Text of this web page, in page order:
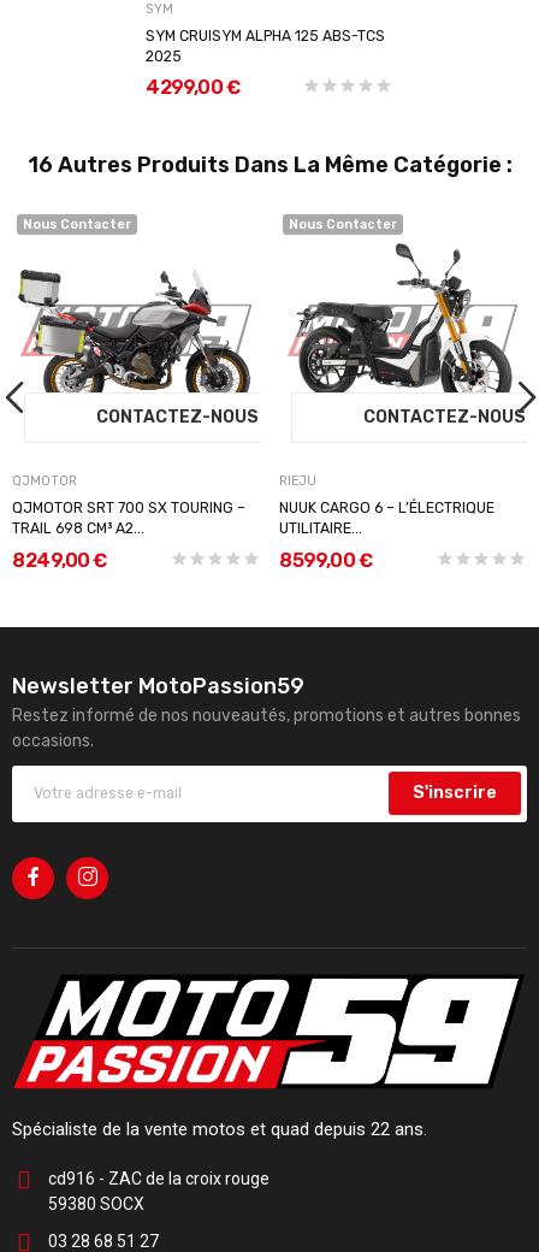
SYM
SYM CRUISYM ALPHA 125 ABS-TCS
2025
4 299,00 €
16 Autres Produits Dans La Même Catégorie :
Nous Contacter
CONTACTEZ-NOUS
QJMOTOR
QJMOTOR SRT 700 SX TOURING –
TRAIL 698 CM³ A2...
8 249,00 €
Nous Contacter
CONTACTEZ-NOUS
RIEJU
NUUK CARGO 6 – L’ÉLECTRIQUE
UTILITAIRE...
8 599,00 €
Newsletter MotoPassion59
Restez informé de nos nouveautés, promotions et autres bonnes
occasions.
S'inscrire
Spécialiste de la vente motos et quad depuis 22 ans.
cd916 - ZAC de la croix rouge
59380 SOCX
03 28 68 51 27